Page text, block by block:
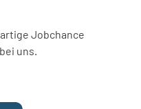
Jobchance
uns.